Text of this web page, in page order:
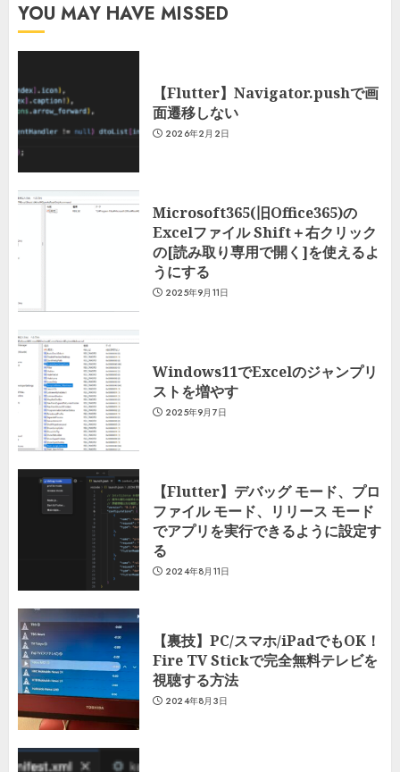
YOU MAY HAVE MISSED
【Flutter】Navigator.pushで画
面遷移しない
2026年2月2日
Microsoft365(旧Office365)の
Excelファイル Shift＋右クリック
の[読み取り専用で開く]を使えるよ
うにする
2025年9月11日
Windows11でExcelのジャンプリ
ストを増やす
2025年9月7日
【Flutter】デバッグ モード、プロ
ファイル モード、リリース モード
でアプリを実行できるように設定す
る
2024年8月11日
【裏技】PC/スマホ/iPadでもOK！
Fire TV Stickで完全無料テレビを
視聴する方法
2024年8月3日